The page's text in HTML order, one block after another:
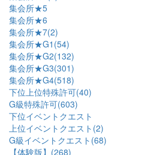
集会所★5
集会所★6
集会所★7(2)
集会所★G1(54)
集会所★G2(132)
集会所★G3(301)
集会所★G4(518)
下位上位特殊許可(40)
G級特殊許可(603)
下位イベントクエスト
上位イベントクエスト(2)
G級イベントクエスト(68)
【体験版】(268)